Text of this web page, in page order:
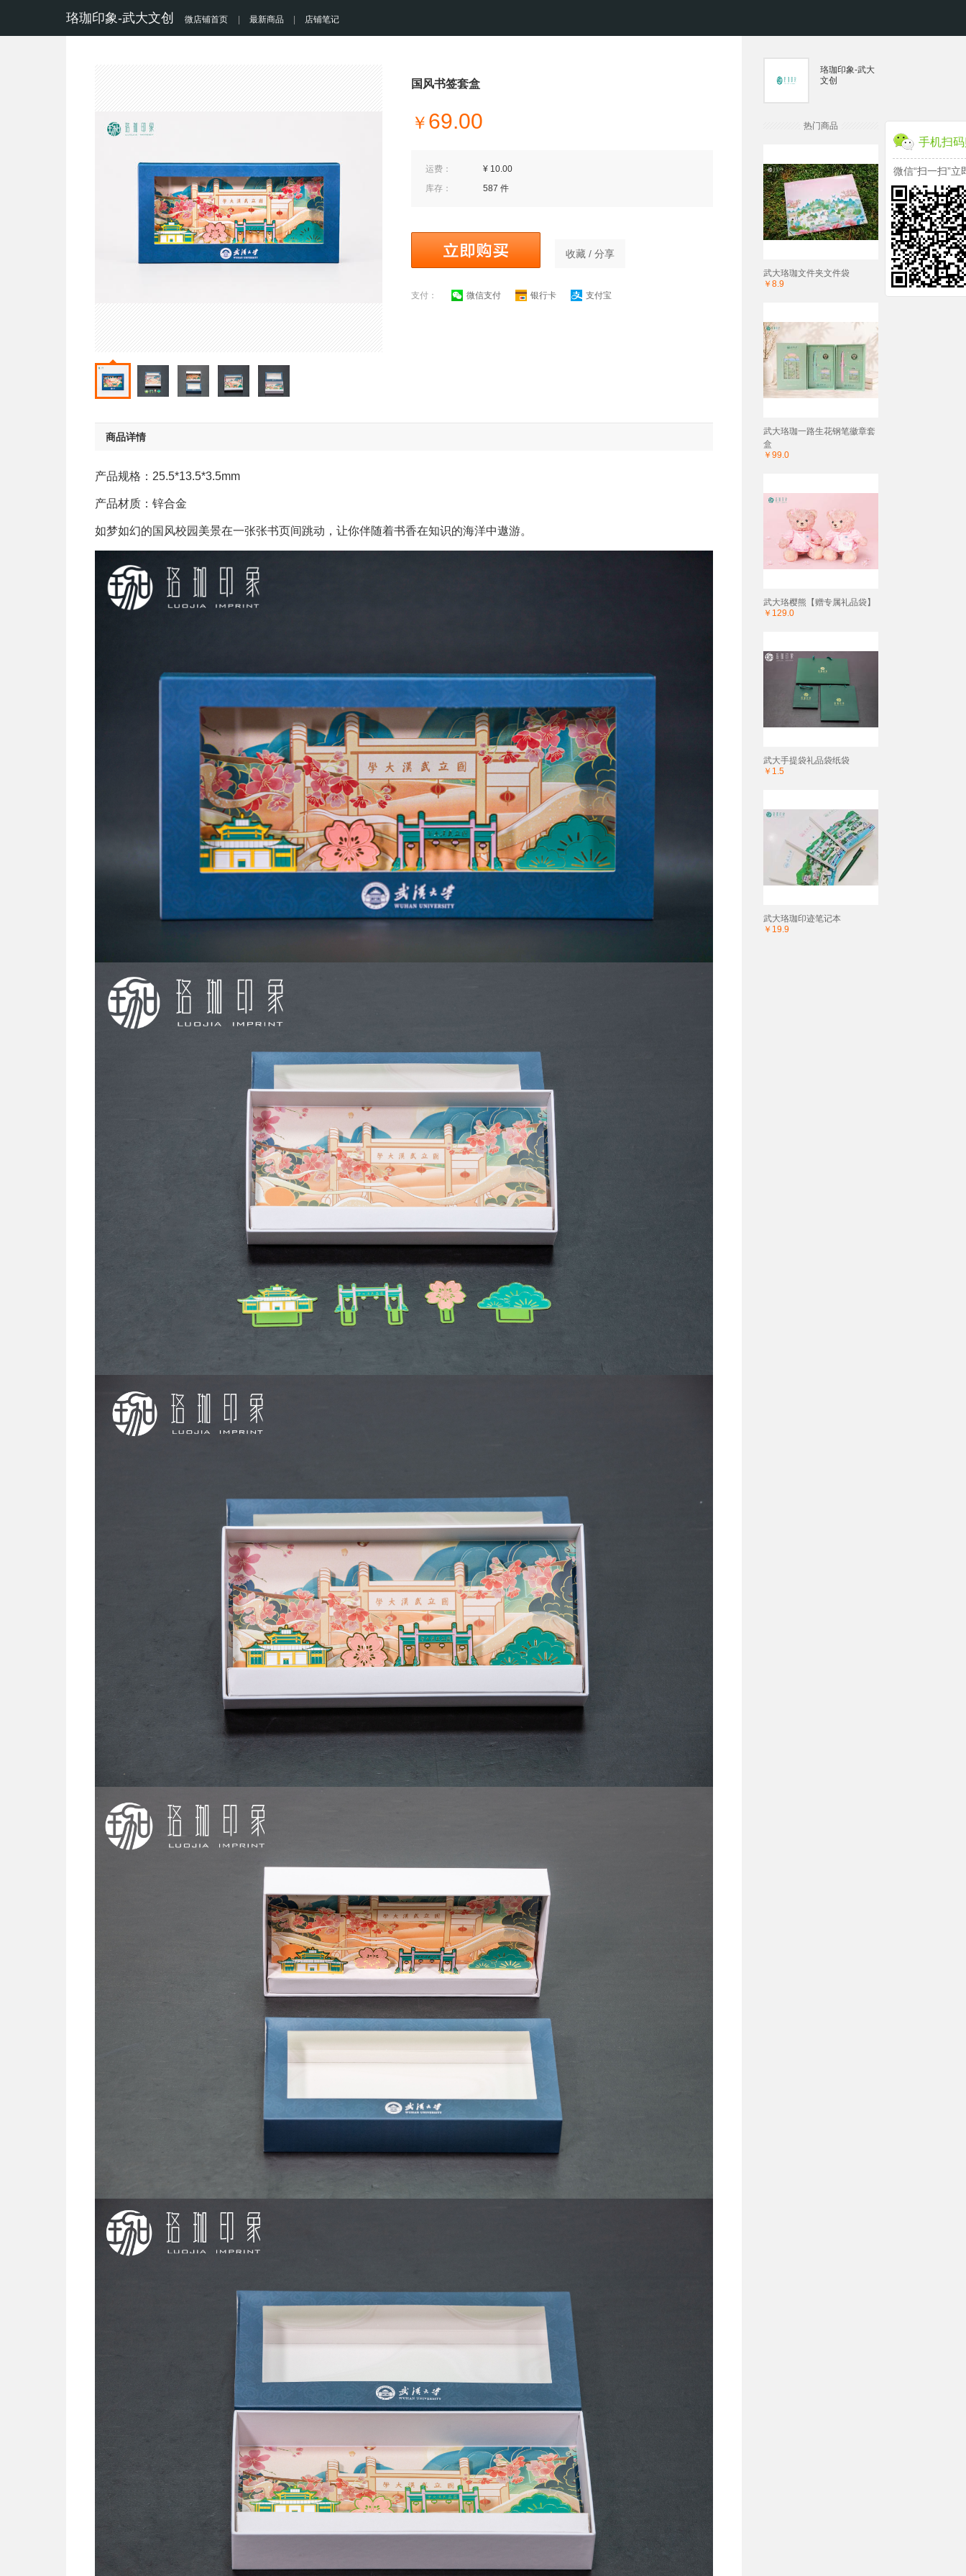
珞珈印象-武大文创 微店铺首页 最新商品 店铺笔记
国风书签套盒
￥ 69.00
运费：
¥ 10.00
库存：
587 件
收藏 / 分享
支付： 微信支付 银行卡 支付宝
商品详情
产品规格：25.5*13.5*3.5mm
产品材质：锌合金
如梦如幻的国风校园美景在一张张书页间跳动，让你伴随着书香在知识的海洋中遨游。
珞珈印象-武大
文创
热门商品
武大珞珈文件夹文件袋
￥8.9
武大珞珈一路生花钢笔徽章套
盒
￥99.0
武大珞樱熊【赠专属礼品袋】
￥129.0
武大手提袋礼品袋纸袋
￥1.5
武大珞珈印迹笔记本
￥19.9
手机扫
微信“扫一扫”立